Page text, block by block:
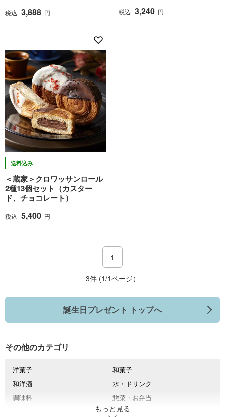
税込 3,888 円 税込 3,240 円
送料込み
＜蔵家＞クロワッサンロール
2種13個セット（カスター
ド、チョコレート）
税込 5,400 円
1
3件 (1/1ページ）
誕生日プレゼント トップへ
その他のカテゴリ
洋菓子
和菓子
和洋酒
水・ドリンク
調味料
惣菜・お弁当
キッチングッズ
もっと見る